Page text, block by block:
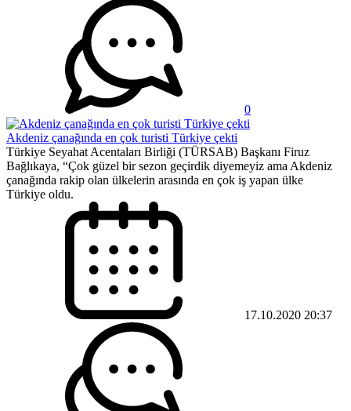
0
Akdeniz çanağında en çok turisti Türkiye çekti
Türkiye Seyahat Acentaları Birliği (TÜRSAB) Başkanı Firuz
Bağlıkaya, “Çok güzel bir sezon geçirdik diyemeyiz ama Akdeniz
çanağında rakip olan ülkelerin arasında en çok iş yapan ülke
Türkiye oldu.
17.10.2020 20:37